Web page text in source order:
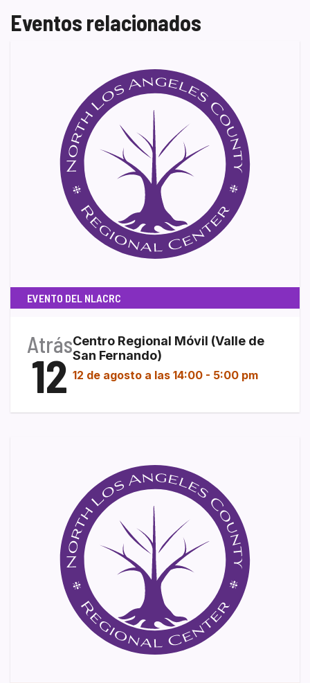
Eventos relacionados
EVENTO DEL NLACRC
Atrás
12
Centro Regional Móvil (Valle de
San Fernando)
12 de agosto a las 14:00 - 5:00 pm